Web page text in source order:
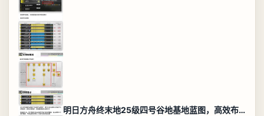
明日方舟终末地25级四号谷地基地蓝图，高效布局规划